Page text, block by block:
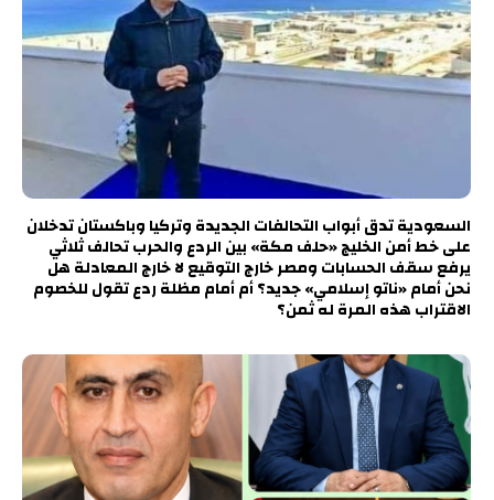
السعودية تدق أبواب التحالفات الجديدة وتركيا وباكستان تدخلان
على خط أمن الخليج «حلف مكة» بين الردع والحرب تحالف ثلاثي
يرفع سقف الحسابات ومصر خارج التوقيع لا خارج المعادلة هل
نحن أمام «ناتو إسلامي» جديد؟ أم أمام مظلة ردع تقول للخصوم
الاقتراب هذه المرة له ثمن؟